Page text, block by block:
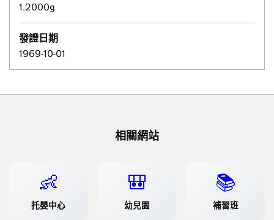
1.2000g
發證日期
1969-10-01
相關網站
👶
托嬰中心
🎒
幼兒園
📚
補習班